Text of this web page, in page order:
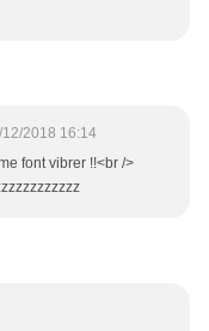
2018 16:14
font vibrer !!<br />